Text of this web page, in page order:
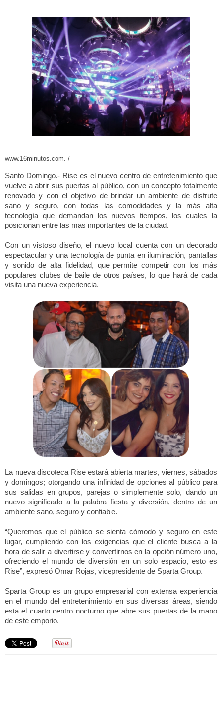
www.16minutos.com. /
Santo Domingo.- Rise es el nuevo centro de entretenimiento que
vuelve a abrir sus puertas al público, con un concepto totalmente
renovado y con el objetivo de brindar un ambiente de disfrute
sano y seguro, con todas las comodidades y la más alta
tecnología que demandan los nuevos tiempos, los cuales la
posicionan entre las más importantes de la ciudad.
Con un vistoso diseño, el nuevo local cuenta con un decorado
espectacular y una tecnología de punta en iluminación, pantallas
y sonido de alta fidelidad, que permite competir con los más
populares clubes de baile de otros países, lo que hará de cada
visita una nueva experiencia.
La nueva discoteca Rise estará abierta martes, viernes, sábados
y domingos; otorgando una infinidad de opciones al público para
sus salidas en grupos, parejas o simplemente solo, dando un
nuevo significado a la palabra fiesta y diversión, dentro de un
ambiente sano, seguro y confiable.
“Queremos que el público se sienta cómodo y seguro en este
lugar, cumpliendo con los exigencias que el cliente busca a la
hora de salir a divertirse y convertirnos en la opción número uno,
ofreciendo el mundo de diversión en un solo espacio, esto es
Rise”, expresó Omar Rojas, vicepresidente de Sparta Group.
Sparta Group es un grupo empresarial con extensa experiencia
en el mundo del entretenimiento en sus diversas áreas, siendo
esta el cuarto centro nocturno que abre sus puertas de la mano
de este emporio.